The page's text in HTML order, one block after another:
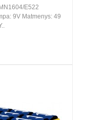
E522
9V Matmenys: 49